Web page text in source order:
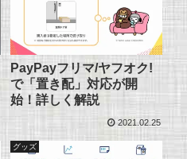
PayPayフリマ/ヤフオク!
で「置き配」対応が開
始！詳しく解説
2021.02.25
グッズ